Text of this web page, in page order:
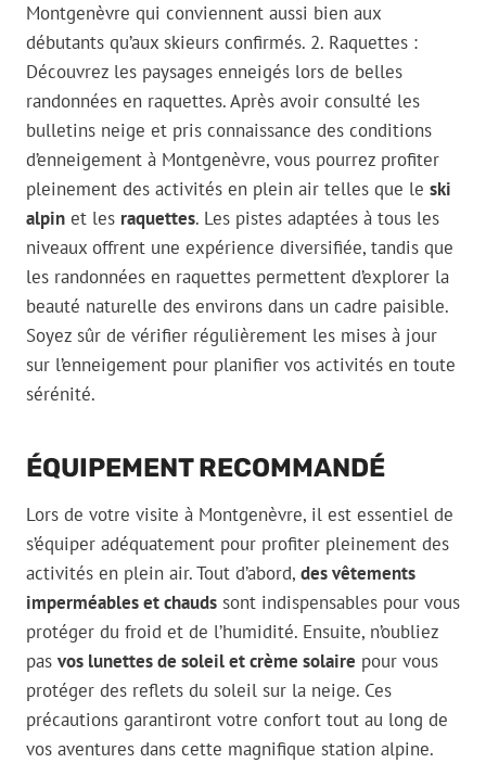
Montgenèvre qui conviennent aussi bien aux
débutants qu’aux skieurs confirmés. 2. Raquettes :
Découvrez les paysages enneigés lors de belles
randonnées en raquettes. Après avoir consulté les
bulletins neige et pris connaissance des conditions
d’enneigement à Montgenèvre, vous pourrez profiter
pleinement des activités en plein air telles que le ski
alpin et les raquettes. Les pistes adaptées à tous les
niveaux offrent une expérience diversifiée, tandis que
les randonnées en raquettes permettent d’explorer la
beauté naturelle des environs dans un cadre paisible.
Soyez sûr de vérifier régulièrement les mises à jour
sur l’enneigement pour planifier vos activités en toute
sérénité.
ÉQUIPEMENT RECOMMANDÉ
Lors de votre visite à Montgenèvre, il est essentiel de
s’équiper adéquatement pour profiter pleinement des
activités en plein air. Tout d’abord, des vêtements
imperméables et chauds sont indispensables pour vous
protéger du froid et de l’humidité. Ensuite, n’oubliez
pas vos lunettes de soleil et crème solaire pour vous
protéger des reflets du soleil sur la neige. Ces
précautions garantiront votre confort tout au long de
vos aventures dans cette magnifique station alpine.